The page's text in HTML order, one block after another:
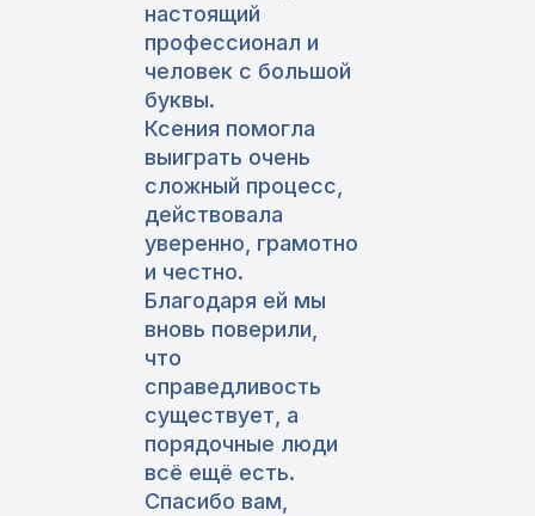
настоящий
профессионал и
человек с большой
буквы.
Ксения помогла
выиграть очень
сложный процесс,
действовала
уверенно, грамотно
и честно.
Благодаря ей мы
вновь поверили,
что
справедливость
существует, а
порядочные люди
всё ещё есть.
Спасибо вам,